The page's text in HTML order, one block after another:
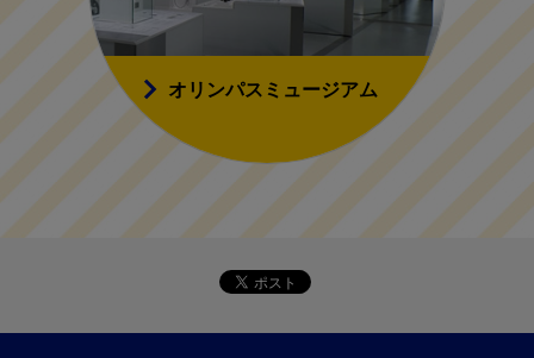
オリンパスミュージアム